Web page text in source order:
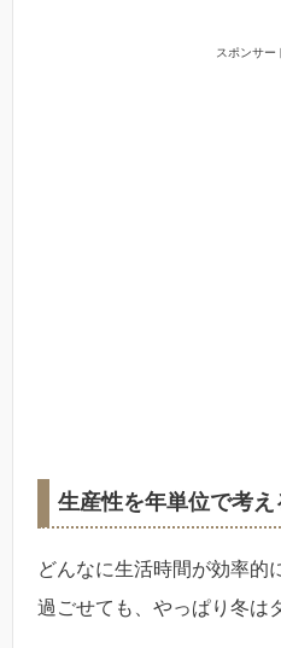
スポンサー
生産性を年単位で考え
どんなに生活時間が効率的
過ごせても、やっぱり冬は